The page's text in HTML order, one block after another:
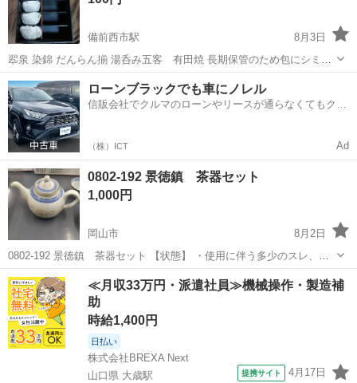
備前西市駅
8月3日
翆泉 染錦 だんらん揃 湯呑み五客 有田焼 長期保管のため包にシミ汚
れあり
岡山 岡山市 備前西市駅 食器
ローンブラックでも車にノレル
信販会社でクルマのローンやリースが通らなくてもクル
（株）ICT Ad
0802-192 景徳鎮 茶器セット
1,000円
岡山市
8月2日
0802-192 景徳鎮 茶器セット 【状態】 ・使用に伴う多少のスレ、キ
ズ、落としきれない汚れなどございます ・詳細は現地でご確認くださ
い ・お値引きは出来かねますのでご了承願います ※中古品のため、状
態...
岡山 岡山市 食器 景徳
≪月収33万円・派遣社員≫機械操作・製造補
助
時給1,400円
日払い
株式会社BREXA Next
山口県 大歳駅
提携サイト 4月17日